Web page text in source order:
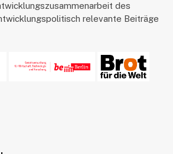
des
relevante Beiträge